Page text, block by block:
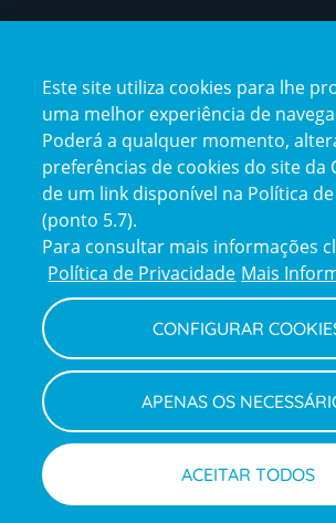
certification2certification3
Reclamações
e
elogios
Policy
Política de Privacidade e
Termos
Declaração de
Canal de Denúncias
Este site utiliza cookies para lhe
uma melhor experiência de
Poderá a qualquer momento,
preferências de cookies do site da
de um link disponível na Política
(ponto 5.7).
Para consultar mais informações
Política de Privacidade Mais
CONFIGURAR
APENAS OS
ACEITAR TODOS